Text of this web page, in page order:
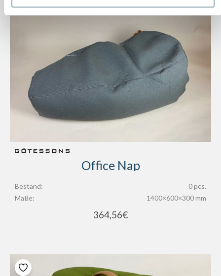
Office Nap
Bestand:
0 pcs.
Maße:
1400×600×300 mm
364,56€